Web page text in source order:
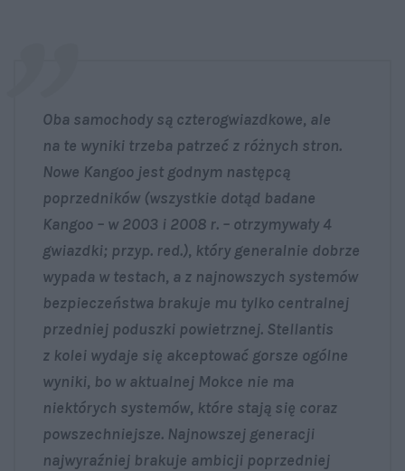
Oba samochody są czterogwiazdkowe, ale
na te wyniki trzeba patrzeć z różnych stron.
Nowe Kangoo jest godnym następcą
poprzedników (wszystkie dotąd badane
Kangoo – w 2003 i 2008 r. – otrzymywały 4
gwiazdki; przyp. red.), który generalnie dobrze
wypada w testach, a z najnowszych systemów
bezpieczeństwa brakuje mu tylko centralnej
przedniej poduszki powietrznej. Stellantis
z kolei wydaje się akceptować gorsze ogólne
wyniki, bo w aktualnej Mokce nie ma
niektórych systemów, które stają się coraz
powszechniejsze. Najnowszej generacji
najwyraźniej brakuje ambicji poprzedniej